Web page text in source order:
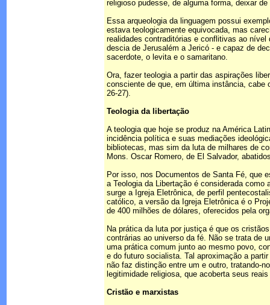
religioso pudesse, de alguma forma, deixar
Essa arqueologia da linguagem possui
estava teologicamente equivocada, mas
realidades contraditórias e conflitivas ao
descia de Jerusalém a Jericó - e capaz de
sacerdote, o levita e o samaritano.
Ora, fazer teologia a partir das aspirações
consciente de que, em última instância,
26-27).
Teologia da libertação
A teologia que hoje se produz na América
incidência política e suas mediações
bibliotecas, mas sim da luta de milhares de
Mons. Oscar Romero, de El Salvador,
Por isso, nos Documentos de Santa Fé, que
a Teologia da Libertação é considerada
surge a Igreja Eletrônica, de perfil
católico, a versão da Igreja Eletrônica é o
de 400 milhões de dólares, oferecidos pela
Na prática da luta por justiça é que os
contrárias ao universo da fé. Não se trata de
uma prática comum junto ao mesmo povo,
e do futuro socialista. Tal aproximação a
não faz distinção entre um e outro, tratando-
legitimidade religiosa, que acoberta seus
Cristão e marxistas